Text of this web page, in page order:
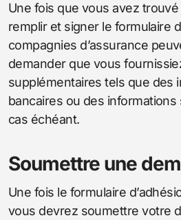
Une fois que vous avez
remplir et signer le formulaire
compagnies d’assurance
demander que vous
supplémentaires tels que des
bancaires ou des informations
cas échéant.
Soumettre une
Une fois le formulaire
vous devrez soumettre votre